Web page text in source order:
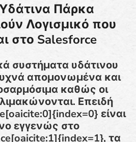
Υδάτινα Πάρκα
Λογισμικό που
στο Salesforce
συστήματα υδάτινου
απομονωμένα και
καθώς οι
Επειδή
είναι
εγγενώς στο
τα